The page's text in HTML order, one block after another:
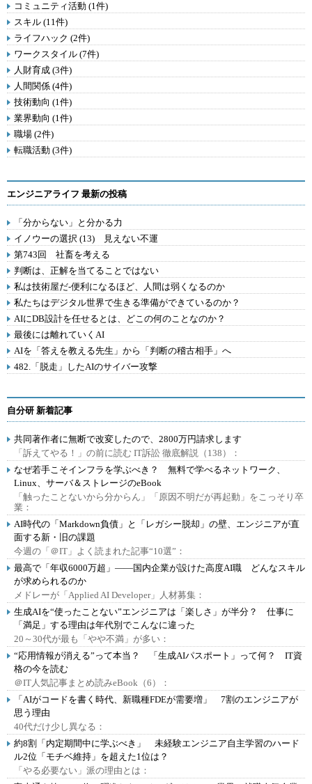
コミュニティ活動 (1件)
スキル (11件)
ライフハック (2件)
ワークスタイル (7件)
人財育成 (3件)
人間関係 (4件)
技術動向 (1件)
業界動向 (1件)
職場 (2件)
転職活動 (3件)
エンジニアライフ 最新の投稿
「分からない」と分かる力
イノウーの選択 (13) 見えない不運
第743回 社畜を考える
判断は、正解を当てることではない
私は技術屋だ-便利になるほど、人間は弱くなるのか
私たちはデジタル世界で生きる準備ができているのか？
AIにDB設計を任せるとは、どこの何のことなのか？
最後には離れていくAI
AIを「答えを教える先生」から「判断の稽古相手」へ
482.「脱走」したAIのサイバー攻撃
自分研 新着記事
共同著作者に無断で改変したので、2800万円請求します
「訴えてやる！」の前に読む IT訴訟 徹底解説（138）：
なぜ若手こそインフラを学ぶべき？ 無料で学べるネットワーク、
Linux、サーバ＆ストレージのeBook
「触ったことないから分からん」「原因不明だが再起動」をこっそり卒
業：
AI時代の「Markdown負債」と「レガシー脱却」の壁、エンジニアが直
面する新・旧の課題
今週の「＠IT」よく読まれた記事“10選”：
最高で「年収6000万超」――国内企業が設けた高度AI職 どんなスキル
が求められるのか
メドレーが「Applied AI Developer」人材募集：
生成AIを“使ったことない”エンジニアは「楽しさ」が半分？ 仕事に
「満足」する理由は年代別でこんなに違った
20～30代が最も「やや不満」が多い：
“応用情報が消える”って本当？ 「生成AIパスポート」って何？ IT資
格の今を読む
＠IT人気記事まとめ読みeBook（6）：
「AIがコードを書く時代、新職種FDEが需要増」 7割のエンジニアが
思う理由
40代だけ少し異なる：
約8割「内定期間中に学ぶべき」 未経験エンジニア自主学習のハード
ル2位「モチベ維持」を超えた1位は？
「やる必要ない」派の理由とは：